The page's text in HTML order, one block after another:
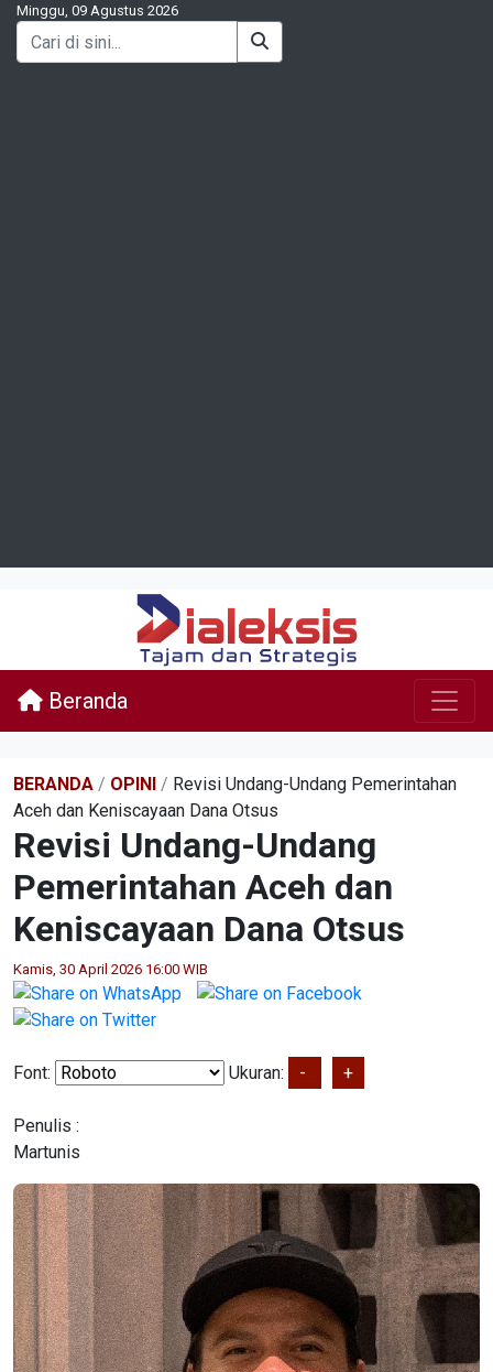
Minggu, 09 Agustus 2026
Beranda
BERANDA / OPINI / Revisi Undang-Undang Pemerintahan
Aceh dan Keniscayaan Dana Otsus
Revisi Undang-Undang
Pemerintahan Aceh dan
Keniscayaan Dana Otsus
Kamis, 30 April 2026 16:00 WIB
Font: Ukuran: - +
Penulis :
Martunis